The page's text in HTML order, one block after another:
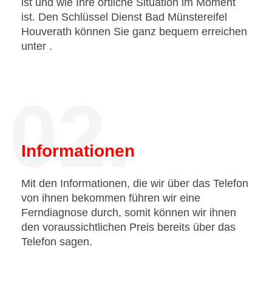
ist und wie Ihre örtliche Situation im Moment
ist. Den Schlüssel Dienst Bad Münstereifel
Houverath können Sie ganz bequem erreichen
unter .
02.
Informationen
Mit den Informationen, die wir über das Telefon
von ihnen bekommen führen wir eine
Ferndiagnose durch, somit können wir ihnen
den voraussichtlichen Preis bereits über das
Telefon sagen.